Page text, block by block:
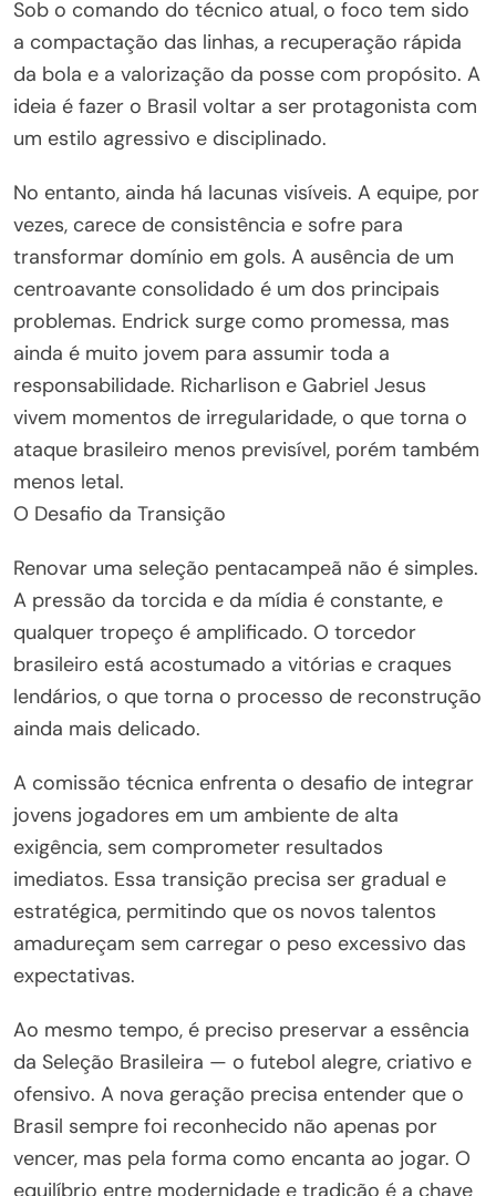
Sob o comando do técnico atual, o foco tem sido
a compactação das linhas, a recuperação rápida
da bola e a valorização da posse com propósito. A
ideia é fazer o Brasil voltar a ser protagonista com
um estilo agressivo e disciplinado.
No entanto, ainda há lacunas visíveis. A equipe, por
vezes, carece de consistência e sofre para
transformar domínio em gols. A ausência de um
centroavante consolidado é um dos principais
problemas. Endrick surge como promessa, mas
ainda é muito jovem para assumir toda a
responsabilidade. Richarlison e Gabriel Jesus
vivem momentos de irregularidade, o que torna o
ataque brasileiro menos previsível, porém também
menos letal.
O Desafio da Transição
Renovar uma seleção pentacampeã não é simples.
A pressão da torcida e da mídia é constante, e
qualquer tropeço é amplificado. O torcedor
brasileiro está acostumado a vitórias e craques
lendários, o que torna o processo de reconstrução
ainda mais delicado.
A comissão técnica enfrenta o desafio de integrar
jovens jogadores em um ambiente de alta
exigência, sem comprometer resultados
imediatos. Essa transição precisa ser gradual e
estratégica, permitindo que os novos talentos
amadureçam sem carregar o peso excessivo das
expectativas.
Ao mesmo tempo, é preciso preservar a essência
da Seleção Brasileira — o futebol alegre, criativo e
ofensivo. A nova geração precisa entender que o
Brasil sempre foi reconhecido não apenas por
vencer, mas pela forma como encanta ao jogar. O
equilíbrio entre modernidade e tradição é a chave